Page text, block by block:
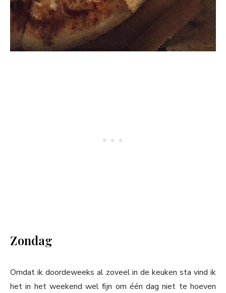
Zondag
Omdat ik doordeweeks al zoveel in de keuken sta vind ik
het in het weekend wel fijn om één dag niet te hoeven